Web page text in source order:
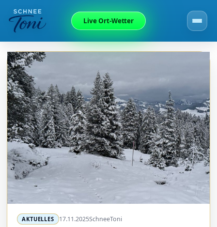
Live Ort-Wetter
AKTUELLES 17.11.2025SchneeToni